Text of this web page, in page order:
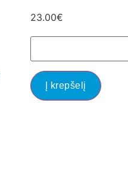
23.00€
Į krepšelį